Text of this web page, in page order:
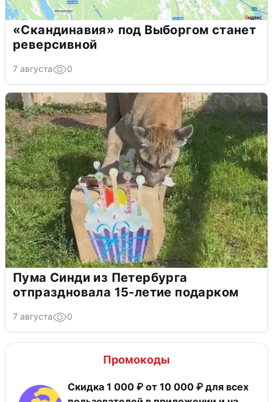
«Скандинавия» под Выборгом станет
реверсивной
7 августа 0
Пума Синди из Петербурга
отпраздновала 15-летие подарком
7 августа 0
Промокоды
Скидка 1 000 ₽ от 10 000 ₽ для всех